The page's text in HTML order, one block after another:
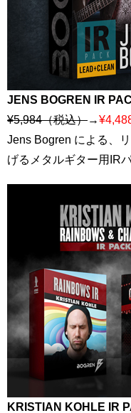
JENS BOGREN IR
¥5,984（税込）→
Jens Bogren による、
げるメタルギター用IR
KRISTIAN KOHLE IR